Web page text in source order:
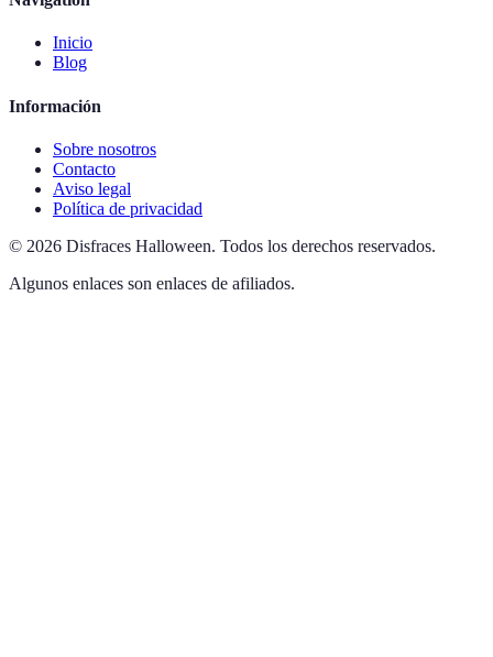
Inicio
Blog
Información
Sobre nosotros
Contacto
Aviso legal
Política de privacidad
© 2026 Disfraces Halloween. Todos los derechos reservados.
Algunos enlaces son enlaces de afiliados.